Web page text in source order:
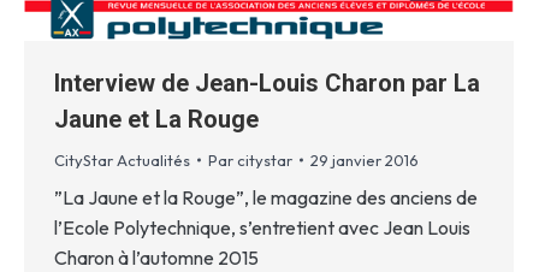
Interview de Jean-Louis Charon par La
Jaune et La Rouge
CityStar Actualités Par citystar 29 janvier 2016
”La Jaune et la Rouge”, le magazine des anciens de
l’Ecole Polytechnique, s’entretient avec Jean Louis
Charon à l’automne 2015